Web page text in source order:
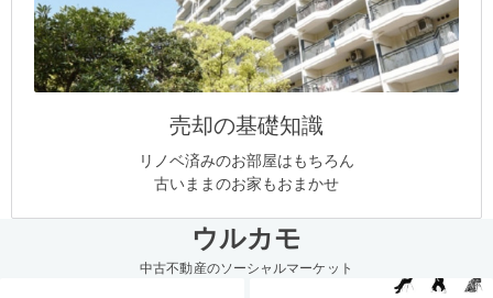
売却の基礎知識
リノベ済みのお部屋はもちろん
古いままのお家もおまかせ
ウルカモ
中古不動産のソーシャルマーケット